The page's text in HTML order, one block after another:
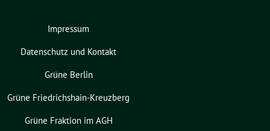
Impressum
Datenschutz und Kontakt
Grüne Berlin
Grüne Friedrichshain-Kreuzberg
Grüne Fraktion im AGH